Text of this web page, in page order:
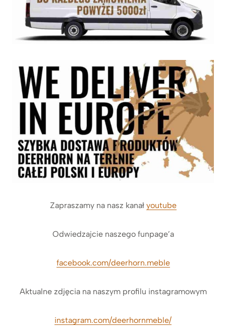
Zapraszamy na nasz kanał youtube
Odwiedzajcie naszego funpage’a
facebook.com/deerhorn.meble
Aktualne zdjęcia na naszym profilu instagramowym
instagram.com/deerhornmeble/